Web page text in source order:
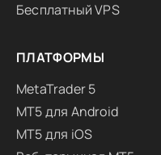
Бесплатный VPS
ПЛАТФОРМЫ
MetaTrader 5
MT5 для Android
MT5 для iOS